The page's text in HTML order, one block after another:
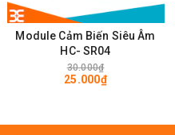
Module Cảm Biến Siêu Âm
HC- SR04
30.000₫
25.000₫